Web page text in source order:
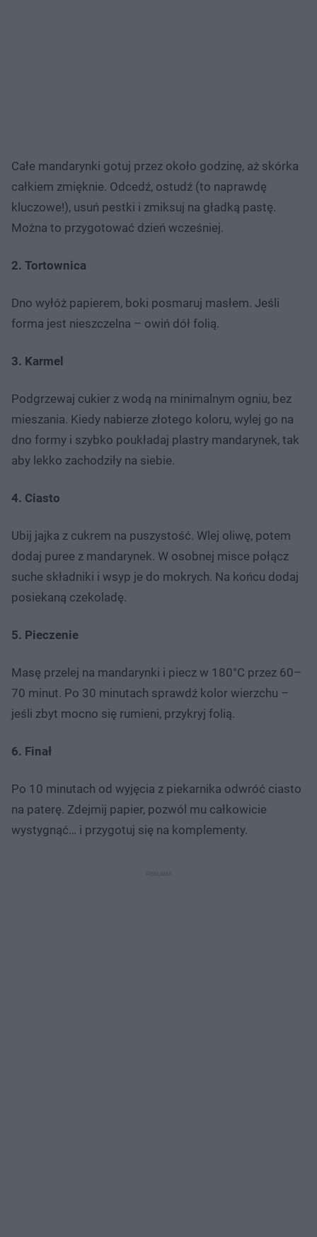
Całe mandarynki gotuj przez około godzinę, aż skórka
całkiem zmięknie. Odcedź, ostudź (to naprawdę
kluczowe!), usuń pestki i zmiksuj na gładką pastę.
Można to przygotować dzień wcześniej.
2. Tortownica
Dno wyłóż papierem, boki posmaruj masłem. Jeśli
forma jest nieszczelna – owiń dół folią.
3. Karmel
Podgrzewaj cukier z wodą na minimalnym ogniu, bez
mieszania. Kiedy nabierze złotego koloru, wylej go na
dno formy i szybko poukładaj plastry mandarynek, tak
aby lekko zachodziły na siebie.
4. Ciasto
Ubij jajka z cukrem na puszystość. Wlej oliwę, potem
dodaj puree z mandarynek. W osobnej misce połącz
suche składniki i wsyp je do mokrych. Na końcu dodaj
posiekaną czekoladę.
5. Pieczenie
Masę przelej na mandarynki i piecz w 180°C przez 60–
70 minut. Po 30 minutach sprawdź kolor wierzchu –
jeśli zbyt mocno się rumieni, przykryj folią.
6. Finał
Po 10 minutach od wyjęcia z piekarnika odwróć ciasto
na paterę. Zdejmij papier, pozwól mu całkowicie
wystygnąć… i przygotuj się na komplementy.